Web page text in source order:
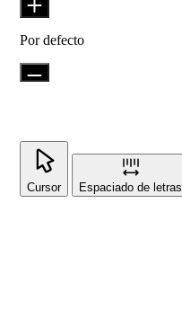
Por defecto
Cursor Espaciado de letras